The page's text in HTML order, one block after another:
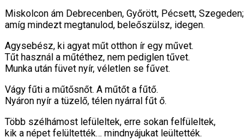
Miskolcon ám Debrecenben, Győrött, Pécsett, Szegeden;
amíg mindezt megtanulod, beleőszülsz, idegen.
Agysebész, ki agyat műt otthon ír egy művet.
Tűt használ a műtéthez, nem pediglen tűvet.
Munka után füvet nyír, véletlen se fűvet.
Vágy fűti a műtősnőt. A műtőt a fűtő.
Nyáron nyír a tüzelő, télen nyárral fűt ő.
Több szélhámost lefüleltek, erre sokan felfüleltek,
kik a népet felültették… mindnyájukat leültették.